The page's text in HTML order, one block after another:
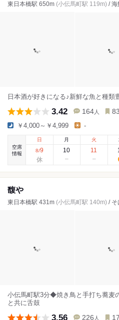
東日本橋駅 650m (小伝馬町駅 119m) / 海
日本酒が好きになる♪新鮮な魚と種類
3.42 164 人
￥4,000～￥4,999 -
空席
情報
日
8/9
月
10
火
11
馥や
東日本橋駅 431m (小伝馬町駅 140m) / そ
小伝馬町駅3分◆焼き鳥と手打ち蕎麦
と共に舌鼓
3.56 226 人